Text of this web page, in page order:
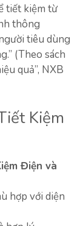
tiết kiệm từ
thông
tiêu dùng
(Theo sách
quả”, NXB
Kiệm
Điện và
hợp với diện